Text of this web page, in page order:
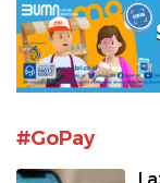
#GoPay